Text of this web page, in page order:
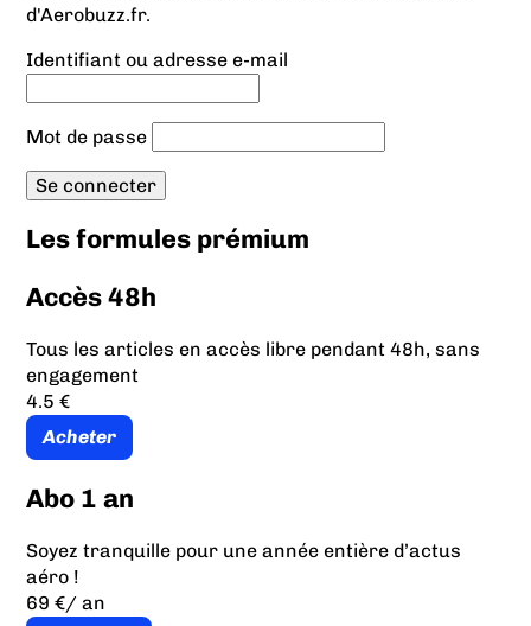
d'Aerobuzz.fr.
Identifiant ou adresse e-mail
Mot de passe
Les formules prémium
Accès 48h
Tous les articles en accès libre pendant 48h, sans
engagement
4.5 €
Acheter
Abo 1 an
Soyez tranquille pour une année entière d’actus
aéro !
69 €/ an